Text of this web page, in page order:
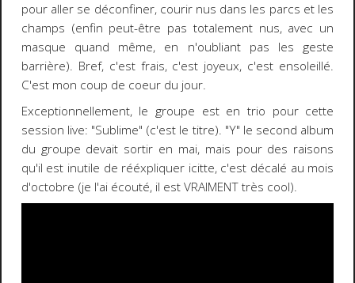
pour aller se déconfiner, courir nus dans les parcs et les
champs (enfin peut-être pas totalement nus, avec un
masque quand même, en n'oubliant pas les geste
barrière). Bref, c'est frais, c'est joyeux, c'est ensoleillé.
C'est mon coup de coeur du jour.
Exceptionnellement, le groupe est en trio pour cette
session live: "Sublime" (c'est le titre). "Y" le second album
du groupe devait sortir en mai, mais pour des raisons
qu'il est inutile de rééxpliquer icitte, c'est décalé au mois
d'octobre (je l'ai écouté, il est VRAIMENT très cool).